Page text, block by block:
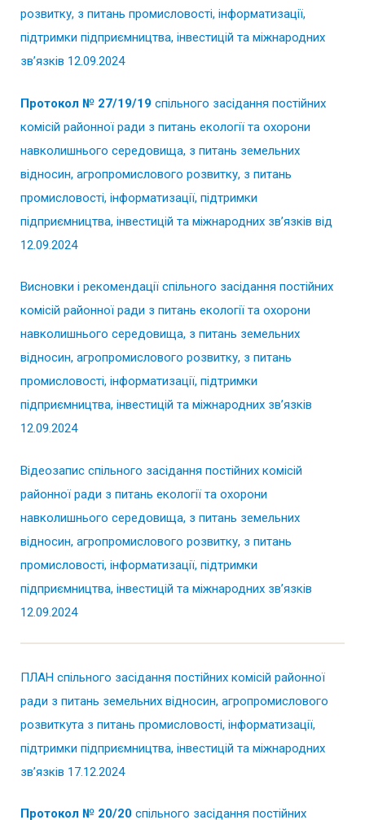
розвитку, з питань промисловості, інформатизації,
підтримки підприємництва, інвестицій та міжнародних
зв’язків 12.09.2024
Протокол № 27/19/19 спільного засідання постійних
комісій районної ради з питань екології та охорони
навколишнього середовища, з питань земельних
відносин, агропромислового розвитку, з питань
промисловості, інформатизації, підтримки
підприємництва, інвестицій та міжнародних зв’язків від
12.09.2024
Висновки і рекомендації спільного засідання постійних
комісій районної ради з питань екології та охорони
навколишнього середовища, з питань земельних
відносин, агропромислового розвитку, з питань
промисловості, інформатизації, підтримки
підприємництва, інвестицій та міжнародних зв’язків
12.09.2024
Відеозапис спільного засідання постійних комісій
районної ради з питань екології та охорони
навколишнього середовища, з питань земельних
відносин, агропромислового розвитку, з питань
промисловості, інформатизації, підтримки
підприємництва, інвестицій та міжнародних зв’язків
12.09.2024
ПЛАН спільного засідання постійних комісій районної
ради з питань земельних відносин, агропромислового
розвиткута з питань промисловості, інформатизації,
підтримки підприємництва, інвестицій та міжнародних
зв’язків 17.12.2024
Протокол № 20/20 спільного засідання постійних